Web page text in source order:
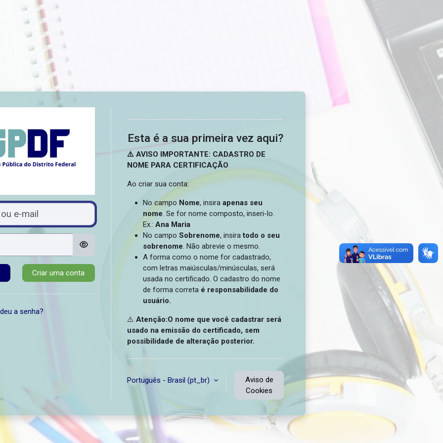
Acesso a Escola de Saúde Pública do Distrito Federal - ESPDF/
conta
Criar uma conta
a senha?
Esta é a sua primeira vez aqui?
⚠️ AVISO IMPORTANTE: CADASTRO DE
NOME PARA CERTIFICAÇÃO
Ao criar sua conta:
No campo Nome, insira apenas seu
nome. Se for nome composto, inseri-lo.
Ex.: Ana Maria
No campo Sobrenome, insiratodo o seu
sobrenome. Não abrevie o mesmo.
A forma como o nome for cadastrado,
com letras maiúsculas/minúsculas, será
usada no certificado. O cadastro do nome
de forma correta é responsabilidade do
usuário.
⚠️ Atenção:O nome que você cadastrar será
usado na emissão do certificado, sem
possibilidade de alteração posterior.
Português - Brasil ‎(pt_br)‎
Aviso de
Cookies